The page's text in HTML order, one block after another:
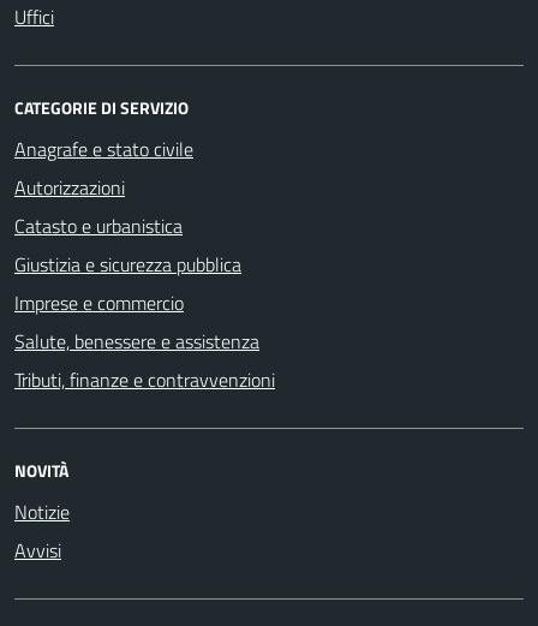
Uffici
CATEGORIE DI SERVIZIO
Anagrafe e stato civile
Autorizzazioni
Catasto e urbanistica
Giustizia e sicurezza pubblica
Imprese e commercio
Salute, benessere e assistenza
Tributi, finanze e contravvenzioni
NOVITÀ
Notizie
Avvisi